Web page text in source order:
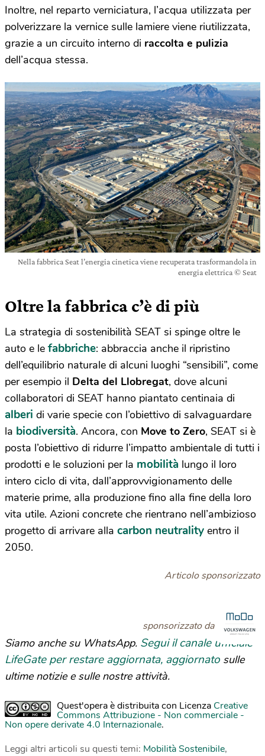
Inoltre, nel reparto verniciatura, l’acqua utilizzata per
polverizzare la vernice sulle lamiere viene riutilizzata,
grazie a un circuito interno di raccolta e pulizia
dell’acqua stessa.
Nella fabbrica Seat l’energia cinetica viene recuperata trasformandola in
energia elettrica © Seat
Oltre la fabbrica c’è di più
La strategia di sostenibilità SEAT si spinge oltre le
auto e le fabbriche: abbraccia anche il ripristino
dell’equilibrio naturale di alcuni luoghi “sensibili”, come
per esempio il Delta del Llobregat, dove alcuni
collaboratori di SEAT hanno piantato centinaia di
alberi di varie specie con l’obiettivo di salvaguardare
la biodiversità. Ancora, con Move to Zero, SEAT si è
posta l’obiettivo di ridurre l’impatto ambientale di tutti i
prodotti e le soluzioni per la mobilità lungo il loro
intero ciclo di vita, dall’approvvigionamento delle
materie prime, alla produzione fino alla fine della loro
vita utile. Azioni concrete che rientrano nell’ambizioso
progetto di arrivare alla carbon neutrality entro il
2050.
Articolo sponsorizzato
sponsorizzato da
Siamo anche su WhatsApp. Segui il canale ufficiale
LifeGate per restare aggiornata, aggiornato sulle
ultime notizie e sulle nostre attività.
Quest'opera è distribuita con Licenza Creative
Commons Attribuzione - Non commerciale -
Non opere derivate 4.0 Internazionale.
Leggi altri articoli su questi temi: Mobilità Sostenibile,